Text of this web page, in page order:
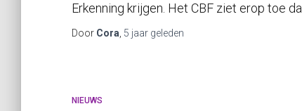
Erkenning krijgen. Het CBF ziet erop toe
Door Cora 5 jaar geleden
NIEUWS